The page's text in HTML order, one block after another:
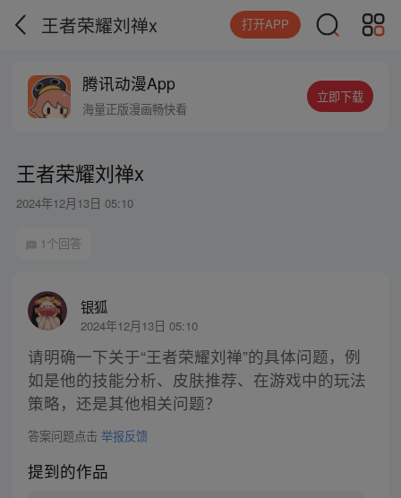
王者荣耀刘禅x 打开APP
腾讯动漫App
海量正版漫画畅快看
立即下载
王者荣耀刘禅x
2024年12月13日 05:10
1个回答
银狐
2024年12月13日 05:10
请明确一下关于“王者荣耀刘禅”的具体问题，例
如是他的技能分析、皮肤推荐、在游戏中的玩法
策略，还是其他相关问题？
答案问题点击 举报反馈
提到的作品